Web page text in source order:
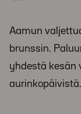
Aamun
brunssin.
yhdestä kesän
aurinkopäivistä.